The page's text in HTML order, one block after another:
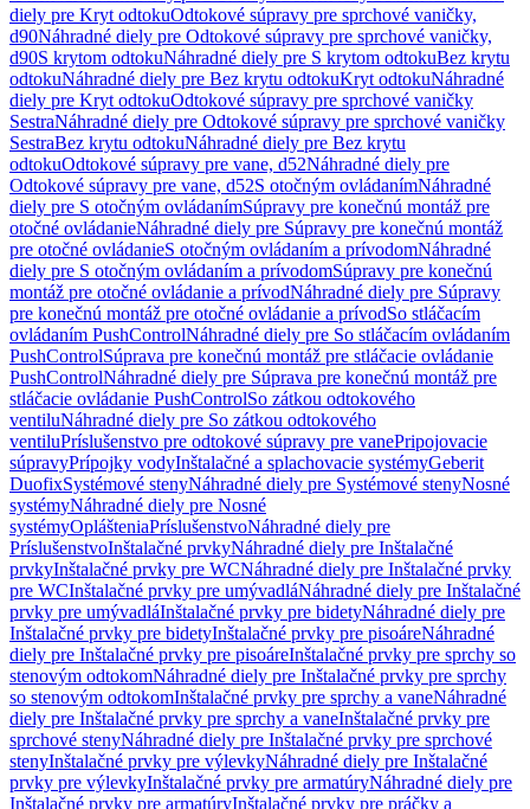
diely pre Kryt odtokuOdtokové súpravy pre sprchové vaničky,
d90Náhradné diely pre Odtokové súpravy pre sprchové vaničky,
d90S krytom odtokuNáhradné diely pre S krytom odtokuBez krytu
odtokuNáhradné diely pre Bez krytu odtokuKryt odtokuNáhradné
diely pre Kryt odtokuOdtokové súpravy pre sprchové vaničky
SestraNáhradné diely pre Odtokové súpravy pre sprchové vaničky
SestraBez krytu odtokuNáhradné diely pre Bez krytu
odtokuOdtokové súpravy pre vane, d52Náhradné diely pre
Odtokové súpravy pre vane, d52S otočným ovládanímNáhradné
diely pre S otočným ovládanímSúpravy pre konečnú montáž pre
otočné ovládanieNáhradné diely pre Súpravy pre konečnú montáž
pre otočné ovládanieS otočným ovládaním a prívodomNáhradné
diely pre S otočným ovládaním a prívodomSúpravy pre konečnú
montáž pre otočné ovládanie a prívodNáhradné diely pre Súpravy
pre konečnú montáž pre otočné ovládanie a prívodSo stláčacím
ovládaním PushControlNáhradné diely pre So stláčacím ovládaním
PushControlSúprava pre konečnú montáž pre stláčacie ovládanie
PushControlNáhradné diely pre Súprava pre konečnú montáž pre
stláčacie ovládanie PushControlSo zátkou odtokového
ventiluNáhradné diely pre So zátkou odtokového
ventiluPríslušenstvo pre odtokové súpravy pre vanePripojovacie
súpravyPrípojky vodyInštalačné a splachovacie systémyGeberit
DuofixSystémové stenyNáhradné diely pre Systémové stenyNosné
systémyNáhradné diely pre Nosné
systémyOplášteniaPríslušenstvoNáhradné diely pre
PríslušenstvoInštalačné prvkyNáhradné diely pre Inštalačné
prvkyInštalačné prvky pre WCNáhradné diely pre Inštalačné prvky
pre WCInštalačné prvky pre umývadláNáhradné diely pre Inštalačné
prvky pre umývadláInštalačné prvky pre bidetyNáhradné diely pre
Inštalačné prvky pre bidetyInštalačné prvky pre pisoáreNáhradné
diely pre Inštalačné prvky pre pisoáreInštalačné prvky pre sprchy so
stenovým odtokomNáhradné diely pre Inštalačné prvky pre sprchy
so stenovým odtokomInštalačné prvky pre sprchy a vaneNáhradné
diely pre Inštalačné prvky pre sprchy a vaneInštalačné prvky pre
sprchové stenyNáhradné diely pre Inštalačné prvky pre sprchové
stenyInštalačné prvky pre výlevkyNáhradné diely pre Inštalačné
prvky pre výlevkyInštalačné prvky pre armatúryNáhradné diely pre
Inštalačné prvky pre armatúryInštalačné prvky pre práčky a